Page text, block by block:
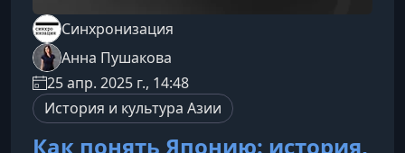
Синхронизация
Анна Пушакова
25 апр. 2025 г., 14:48
История и культура Азии
Как понять Японию: история,